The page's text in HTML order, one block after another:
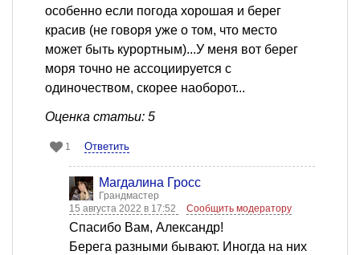
особенно если погода хорошая и берег
красив (не говоря уже о том, что место
может быть курортным)...У меня вот берег
моря точно не ассоциируется с
одиночеством, скорее наоборот...
Оценка статьи: 5
1 Ответить
Магдалина Гросс
Грандмастер
15 августа 2022 в 17:52
Сообщить модератору
Спасибо Вам, Александр!
Берега разными бывают. Иногда на них